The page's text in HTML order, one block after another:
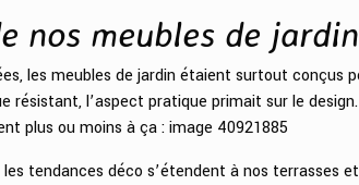
nos meubles de jardin
les meubles de jardin étaient surtout conçus
résistant, l’aspect pratique primait sur le
plus ou moins à ça : image 40921885
tendances déco s’étendent à nos terrasses